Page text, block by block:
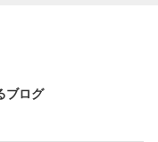
ブログ